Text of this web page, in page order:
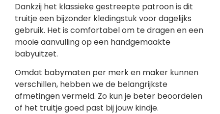
Dankzij het klassieke gestreepte patroon is dit
truitje een bijzonder kledingstuk voor dagelijks
gebruik. Het is comfortabel om te dragen en een
mooie aanvulling op een handgemaakte
babyuitzet.
Omdat babymaten per merk en maker kunnen
verschillen, hebben we de belangrijkste
afmetingen vermeld. Zo kun je beter beoordelen
of het truitje goed past bij jouw kindje.